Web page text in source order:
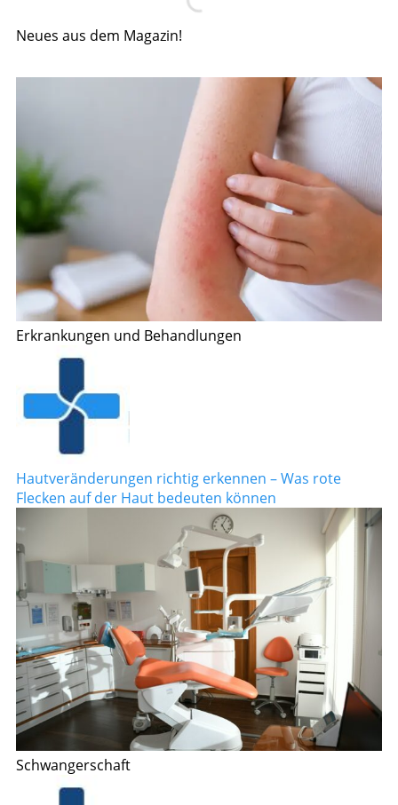
Neues aus dem Magazin!
Erkrankungen und Behandlungen
Hautveränderungen richtig erkennen – Was rote
Flecken auf der Haut bedeuten können
Schwangerschaft